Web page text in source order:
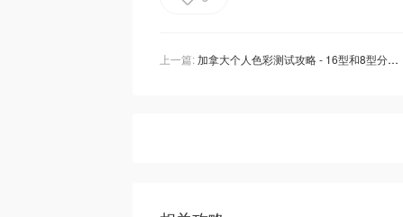
上一篇:加拿大个人色彩测试攻略 - 16型和8型分析、适合颜色、免费网站和APP推荐